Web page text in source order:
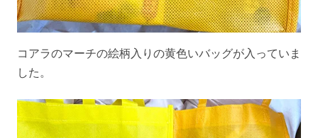
コアラのマーチの絵柄入りの黄色いバッグが入っていま
した。